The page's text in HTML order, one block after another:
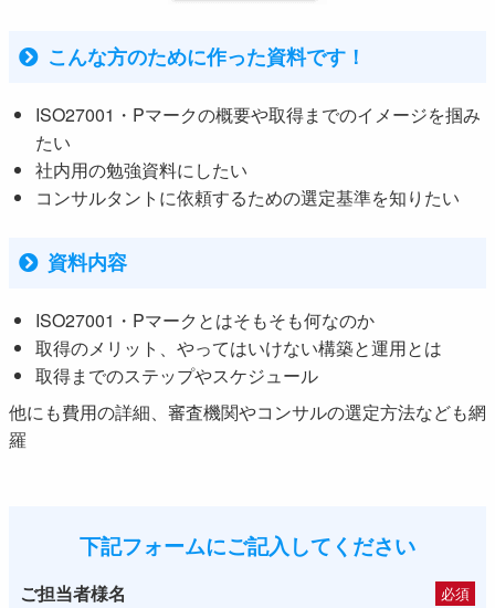
こんな方のために作った資料です！
ISO27001・Pマークの概要や取得までのイメージを掴み
たい
社内用の勉強資料にしたい
コンサルタントに依頼するための選定基準を知りたい
資料内容
ISO27001・Pマークとはそもそも何なのか
取得のメリット、やってはいけない構築と運用とは
取得までのステップやスケジュール
他にも費用の詳細、審査機関やコンサルの選定方法なども網
羅
下記フォームにご記入してください
ご担当者様名 必須